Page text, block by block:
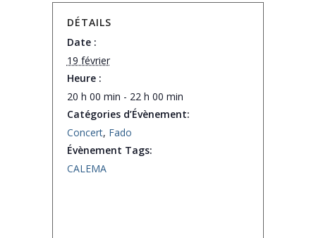
DÉTAILS
Date :
19 février
Heure :
20 h 00 min - 22 h 00 min
Catégories d’Évènement:
Concert, Fado
Évènement Tags:
CALEMA